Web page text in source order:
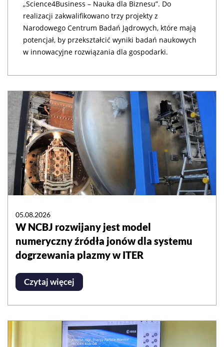
„Science4Business – Nauka dla Biznesu”. Do
realizacji zakwalifikowano trzy projekty z
Narodowego Centrum Badań Jądrowych, które mają
potencjał, by przekształcić wyniki badań naukowych
w innowacyjne rozwiązania dla gospodarki.
05.08.2026
W NCBJ rozwijany jest model
numeryczny źródła jonów dla systemu
dogrzewania plazmy w ITER
Czytaj więcej